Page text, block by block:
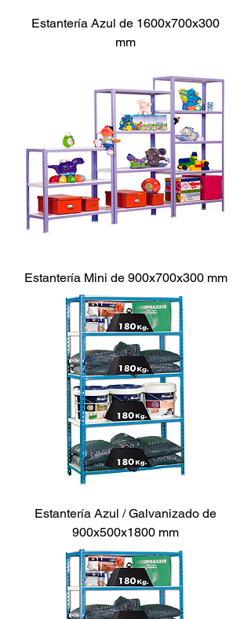
Estantería Azul de 1600x700x300
mm
Estantería Mini de 900x700x300 mm
Estantería Azul / Galvanizado de
900x500x1800 mm